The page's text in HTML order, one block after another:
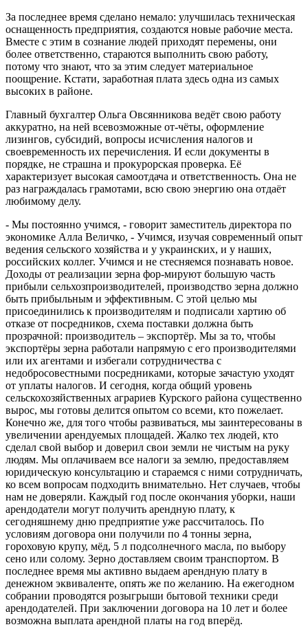
За последнее время сделано немало: улучшилась техническая
оснащенность предприятия, создаются новые рабочие места.
Вместе с этим в сознание людей приходят перемены, они
более ответственно, стараются выполнить свою работу,
потому что знают, что за этим следует материальное
поощрение. Кстати, заработная плата здесь одна из самых
высоких в районе.
Главный бухгалтер Ольга Овсянникова ведёт свою работу
аккуратно, на ней всевозможные от-чёты, оформление
лизингов, субсидий, вопросы исчисления налогов и
своевременность их перечисления. И если документы в
порядке, не страшна и прокурорская проверка. Её
характеризует высокая самоотдача и ответственность. Она не
раз награждалась грамотами, всю свою энергию она отдаёт
любимому делу.
- Мы постоянно учимся, - говорит заместитель директора по
экономике Алла Величко, - Учимся, изучая современный опыт
ведения сельского хозяйства и у украинских, и у наших,
российских коллег. Учимся и не стесняемся познавать новое.
Доходы от реализации зерна фор-мируют большую часть
прибыли сельхозпроизводителей, производство зерна должно
быть прибыльным и эффективным. С этой целью мы
присоединились к производителям и подписали хартию об
отказе от посредников, схема поставки должна быть
прозрачной: производитель – экспортёр. Мы за то, чтобы
экспортёры зерна работали напрямую с его производителями
или их агентами и избегали сотрудничества с
недобросовестными посредниками, которые зачастую уходят
от уплаты налогов. И сегодня, когда общий уровень
сельскохозяйственных аграриев Курского района существенно
вырос, мы готовы делится опытом со всеми, кто пожелает.
Конечно же, для того чтобы развиваться, мы заинтересованы в
увеличении арендуемых площадей. Жалко тех людей, кто
сделал свой выбор и доверил свои земли не чистым на руку
людям. Мы оплачиваем все налоги за землю, предоставляем
юридическую консультацию и стараемся с ними сотрудничать,
ко всем вопросам подходить внимательно. Нет случаев, чтобы
нам не доверяли. Каждый год после окончания уборки, наши
арендодатели могут получить арендную плату, к
сегодняшнему дню предприятие уже рассчиталось. По
условиям договора они получили по 4 тонны зерна,
гороховую крупу, мёд, 5 л подсолнечного масла, по выбору
сено или солому. Зерно доставляем своим транспортом. В
последнее время мы активно выдаем арендную плату в
денежном эквиваленте, опять же по желанию. На ежегодном
собрании проводятся розыгрыши бытовой техники среди
арендодателей. При заключении договора на 10 лет и более
возможна выплата арендной платы на год вперёд.